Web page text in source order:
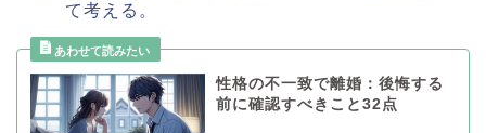
て考える。
性格の不一致で離婚：後悔する
前に確認すべきこと32点